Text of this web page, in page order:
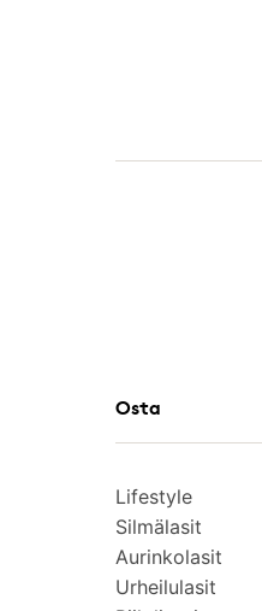
Osta
Lifestyle
Silmälasit
Aurinkolasit
Urheilulasit